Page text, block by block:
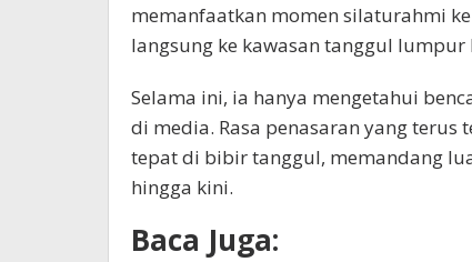
memanfaatkan momen silaturahmi
langsung ke kawasan tanggul lumpur
Selama ini, ia hanya mengetahui
di media. Rasa penasaran yang
tepat di bibir tanggul, memandang
hingga kini.
Baca Juga: